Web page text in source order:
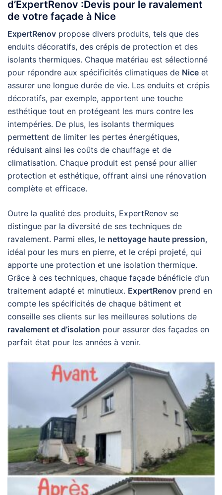
d’ExpertRenov :Devis pour le ravalement
de votre façade à Nice
ExpertRenov propose divers produits, tels que des
enduits décoratifs, des crépis de protection et des
isolants thermiques. Chaque matériau est sélectionné
pour répondre aux spécificités climatiques de Nice et
assurer une longue durée de vie. Les enduits et crépis
décoratifs, par exemple, apportent une touche
esthétique tout en protégeant les murs contre les
intempéries. De plus, les isolants thermiques
permettent de limiter les pertes énergétiques,
réduisant ainsi les coûts de chauffage et de
climatisation. Chaque produit est pensé pour allier
protection et esthétique, offrant ainsi une rénovation
complète et efficace.
Outre la qualité des produits, ExpertRenov se
distingue par la diversité de ses techniques de
ravalement. Parmi elles, le nettoyage haute pression,
idéal pour les murs en pierre, et le crépi projeté, qui
apporte une protection et une isolation thermique.
Grâce à ces techniques, chaque façade bénéficie d’un
traitement adapté et minutieux. ExpertRenov prend en
compte les spécificités de chaque bâtiment et
conseille ses clients sur les meilleures solutions de
ravalement et d’isolation pour assurer des façades en
parfait état pour les années à venir.